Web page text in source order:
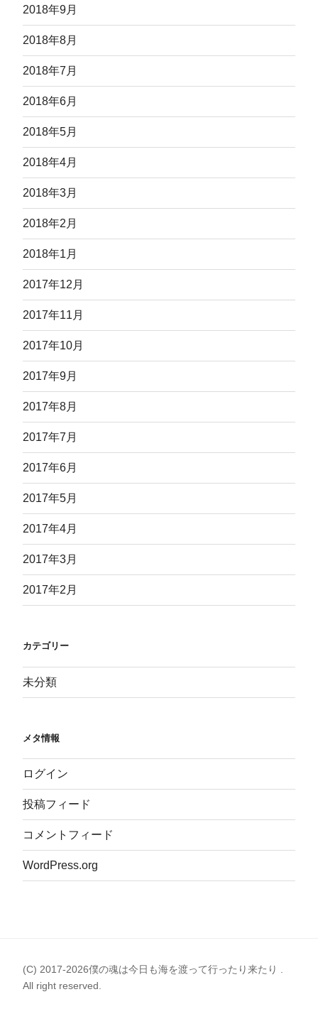
2018年9月
2018年8月
2018年7月
2018年6月
2018年5月
2018年4月
2018年3月
2018年2月
2018年1月
2017年12月
2017年11月
2017年10月
2017年9月
2017年8月
2017年7月
2017年6月
2017年5月
2017年4月
2017年3月
2017年2月
カテゴリー
未分類
メタ情報
ログイン
投稿フィード
コメントフィード
WordPress.org
(C) 2017-2026僕の魂は今日も海を渡って行ったり来たり .
All right reserved.